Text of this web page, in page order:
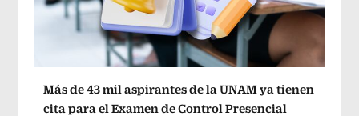
Más de 43 mil aspirantes de la UNAM ya tienen
cita para el Examen de Control Presencial